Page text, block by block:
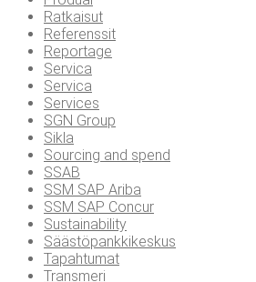
Ratkaisut
Referenssit
Reportage
Servica
Servica
Services
SGN Group
Sikla
Sourcing and spend
SSAB
SSM SAP Ariba
SSM SAP Concur
Sustainability
Säästöpankkikeskus
Tapahtumat
Transmeri